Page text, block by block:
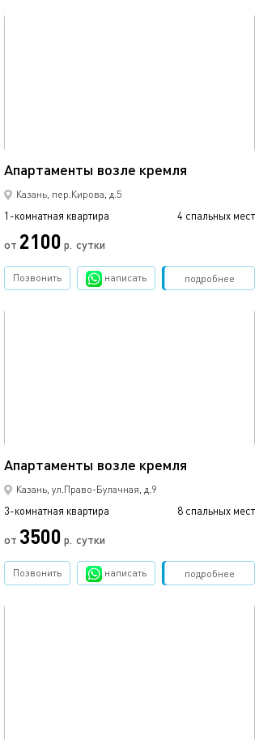
Апартаменты возле кремля
Казань, пер.Кирова, д.5
1-комнатная квартира 4 спальных мест
от 2100 р. сутки
подробнее
Позвонить написать Забронировать
Апартаменты возле кремля
Казань, ул.Право-Булачная, д.9
3-комнатная квартира 8 спальных мест
от 3500 р. сутки
подробнее
Позвонить написать Забронировать